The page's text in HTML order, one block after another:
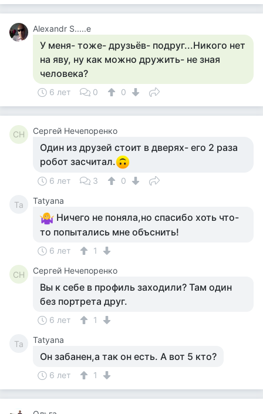
Alexandr S.....e
У меня- тоже- друзьёв- подруг...Никого нет
на яву, ну как можно дружить- не зная
человека?
6 лет 0 0
СН Сергей Нечепоренко
Один из друзей стоит в дверях- его 2 раза
робот засчитал.
6 лет 3 0
Ta Tatyana
Ничего не поняла,но спасибо хоть что-
то попытались мне объснить!
6 лет 1
СН Сергей Нечепоренко
Вы к себе в профиль заходили? Там один
без портрета друг.
6 лет 1
Ta Tatyana
Он забанен,а так он есть. А вот 5 кто?
6 лет 1